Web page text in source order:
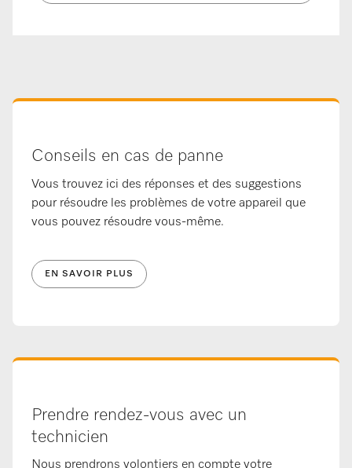
Conseils en cas de panne
Vous trouvez ici des réponses et des suggestions
pour résoudre les problèmes de votre appareil que
vous pouvez résoudre vous-même.
EN SAVOIR PLUS
Prendre rendez-vous avec un
technicien
Nous prendrons volontiers en compte votre